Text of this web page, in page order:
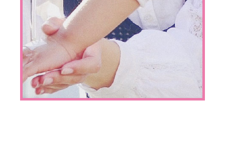
大阪本社：〒557-0051 大阪市西成区橘3-20-28
06-6658-8217
東京本社：〒135-0016 東京都江東区東陽5-29-16
TEL：
03-5634-3843
Copyright © skinix. All Rights Reserved.